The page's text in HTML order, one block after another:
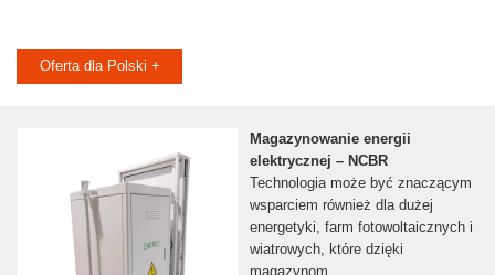
Oferta dla Polski +
Magazynowanie energii
elektrycznej – NCBR
Technologia może być znaczącym
wsparciem również dla dużej
energetyki, farm fotowoltaicznych i
wiatrowych, które dzięki
magazynom